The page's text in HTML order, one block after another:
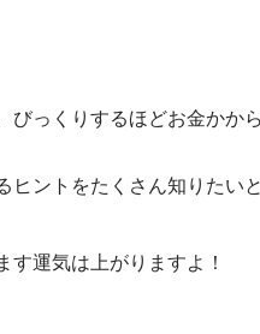
っくりするほどお金かか
ントをたくさん知りたい
す運気は上がりますよ！